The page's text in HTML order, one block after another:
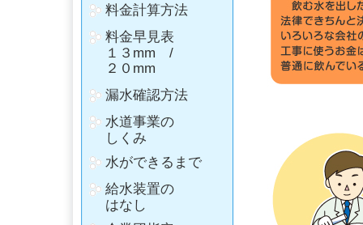
料金計算方法
料金早見表
１３mm /
２０mm
漏水確認方法
水道事業の
しくみ
水ができるまで
給水装置の
はなし